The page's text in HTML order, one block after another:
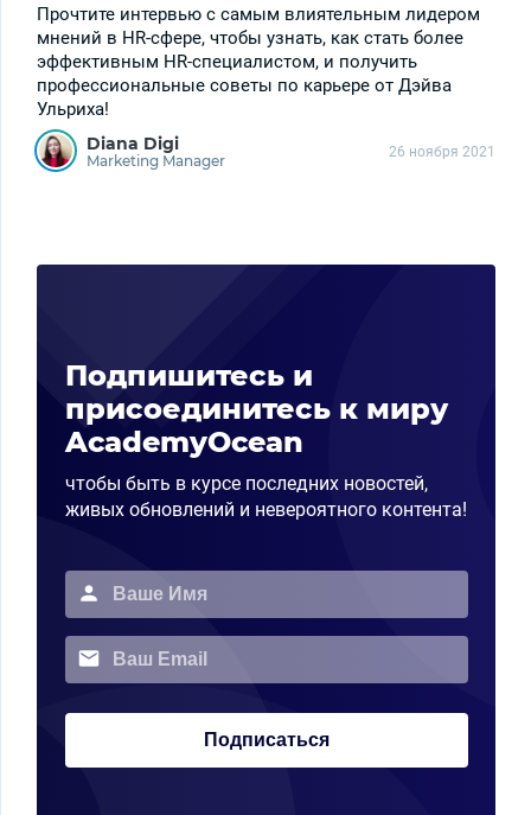
Прочтите интервью с самым влиятельным лидером
мнений в HR-сфере, чтобы узнать, как стать более
эффективным HR-специалистом, и получить
профессиональные советы по карьере от Дэйва
Ульриха!
Diana Digi
Marketing Manager 26 ноября 2021
Подпишитесь и
присоединитесь к миру
AcademyOcean
чтобы быть в курсе последних новостей,
живых обновлений и невероятного контента!
Подписаться